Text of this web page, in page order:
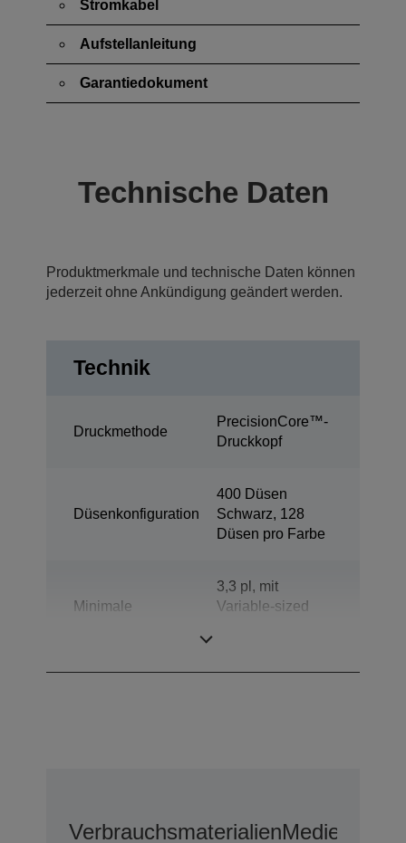
Stromkabel
Aufstellanleitung
Garantiedokument
Technische Daten
Produktmerkmale und technische Daten können
jederzeit ohne Ankündigung geändert werden.
Technik
Druckmethode
PrecisionCore™-
Druckkopf
Düsenkonfiguration
400 Düsen
Schwarz, 128
Düsen pro Farbe
Minimale
3,3 pl, mit
Variable-sized
VerbrauchsmaterialienMedien